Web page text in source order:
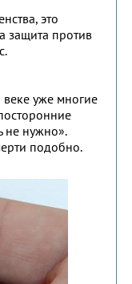
это
защита против
уже многие
не нужно».
подобно.